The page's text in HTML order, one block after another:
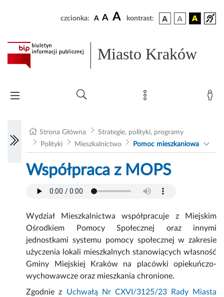
czcionka: A A A kontrast:
Miasto Kraków
Strona Główna
Strategie, polityki, programy
Polityki
Mieszkalnictwo Pomoc mieszkaniowa
Współpraca z MOPS
Wydział Mieszkalnictwa współpracuje z Miejskim
Ośrodkiem Pomocy Społecznej oraz innymi
jednostkami systemu pomocy społecznej w zakresie
użyczenia lokali mieszkalnych stanowiących własność
Gminy Miejskiej Kraków na placówki opiekuńczo-
wychowawcze oraz mieszkania chronione.
Zgodnie z Uchwałą Nr CXVI/3125/23 Rady Miasta